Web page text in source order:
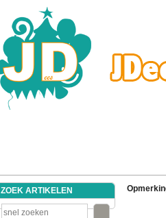
ZOEK ARTIKELEN